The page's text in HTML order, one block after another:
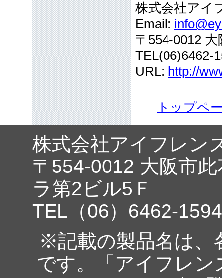
株式会社アイ
Email:
〒554-0012
TEL(06)6462-
URL: http://
トップペ
株式会社アイフレン
〒554-0012 大阪市
ラ第2ビル5Ｆ
TEL（06）6462-
※記載の製品名は、
です。「アイフレ